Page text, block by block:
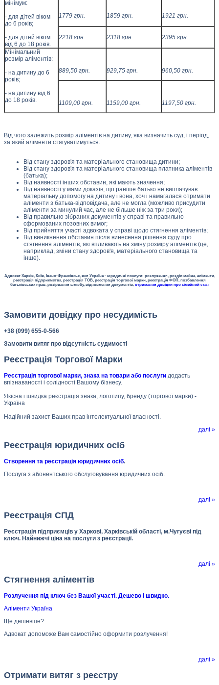
мінімум:
- для дітей віком
до 6 років;
- для дітей віком
від 6 до 18 років.
1779 гpн. 1859 гpн. 1921 гpн.
2218 гpн. 2318 грн. 2395 грн.
Мінімальний
розмір аліментів:
- на дитину до 6
років;
- на дитину від 6
до 18 років.
889,50 грн. 929,75 грн. 960,50 грн.
1109,00 грн. 1159,00 грн. 1197,50 грн.
Від чого залежить розмір аліментів на дитину, яка визначить суд, і період,
за який аліменти стягуватимуться:
Від стану здоров'я та матеріального становища дитини;
Від стану здоров'я та матеріального становища платника аліментів
(батька);
Від наявності інших обставин, які мають значення;
Від наявності у мами доказів, що раніше батько не виплачував
матеріальну допомогу на дитину і вона, хоч і намагалася отримати
аліменти з батька-відповідача, але не могла (можливо присудити
аліменти за минулий час, але не більше ніж за три роки);
Від правильно зібраних документів у справі та правильно
сформованих позовних вимог;
Від прийняття участі адвоката у справі щодо стягнення аліментів;
Від виникнення обставин після винесення рішення суду про
стягнення аліментів, які впливають на зміну розміру аліментів (це,
наприклад, зміни стану здоров'я, матеріального становища та
інше).
Адвокат Харків, Київ, Івано-Франківськ, вся Україна - юридичні послуги: розлучення, розділ майна, аліменти,
реєстрація підприємства, реєстрація ТОВ, реєстрація торгової марки, реєстрація ФОП, позбавлення
батьківських прав, розірвання шлюбу, відновлення документів, отримання довідки про сімейний стан
Замовити довідку про несудимість
+38 (099) 655-0-566
Замовити витяг про відсутність судимості
Реєстрація Торгової Марки
Реєстрація торгової марки, знака на товари або послуги додасть
впізнаваності і солідності Вашому бізнесу.
Якісна і швидка реєстрація знака, логотипу, бренду (торгової марки) -
Україна
Надійний захист Ваших прав інтелектуальної власності.
далі »
Реєстрація юридичних осіб
Створення та реєстрація юридичних осіб.
Послуга з абонентського обслуговування юридичних осіб.
далі »
Реєстрація СПД
Реєстрація підприємців у Харкові, Харківській області, м.Чугуєві під
ключ. Найнижчі ціна на послуги з реєстрації.
далі »
Стягнення аліментів
Розлучення під ключ без Вашої участі. Дешево і швидко.
Аліменти Україна
Ще дешевше?
Адвокат допоможе Вам самостійно оформити розлучення!
далі »
Отримати витяг з реєстру